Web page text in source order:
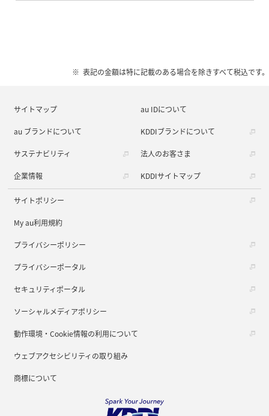
表記の金額は特に記載のある場合を除きすべて税込です。
サイトマップ au IDについて
au ブランドについて KDDIブランドについて
サステナビリティ 法人のお客さま
企業情報 KDDIサイトマップ
サイトポリシー
My au利用規約
プライバシーポリシー
プライバシーポータル
セキュリティポータル
ソーシャルメディアポリシー
動作環境・Cookie情報の利用について
ウェブアクセシビリティの取り組み
商標について